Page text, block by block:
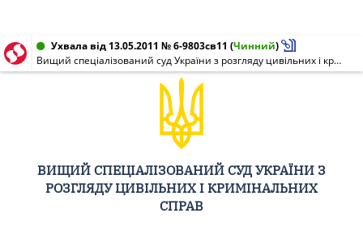
Ухвала від 13.05.2011 № 6-9803св11 (Чинний)
Вищий спеціалізований суд України з розгляду цивільних і кримінальних справ
ВИЩИЙ СПЕЦІАЛІЗОВАНИЙ СУД УКРАЇНИ З
РОЗГЛЯДУ ЦИВІЛЬНИХ І КРИМІНАЛЬНИХ
СПРАВ